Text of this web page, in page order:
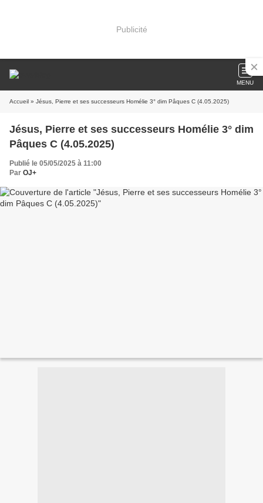
Publicité
MENU
Accueil » Jésus, Pierre et ses successeurs Homélie 3° dim Pâques C (4.05.2025)
Jésus, Pierre et ses successeurs Homélie 3° dim
Pâques C (4.05.2025)
Publié le 05/05/2025 à 11:00
Par OJ+